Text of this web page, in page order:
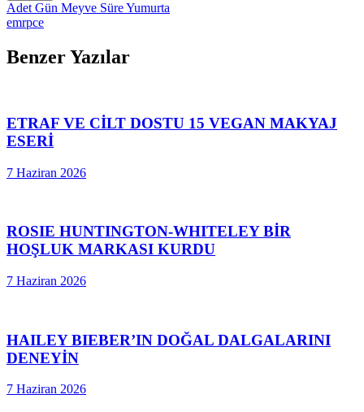
Adet Gün Meyve SüreYumurta
emrpce
Benzer Yazılar
ETRAF VE CİLT DOSTU 15 VEGAN MAKYAJ
ESERİ
7 Haziran 2026
ROSIE HUNTINGTON-WHITELEY BİR
HOŞLUK MARKASI KURDU
7 Haziran 2026
HAILEY BIEBER’IN DOĞAL DALGALARINI
DENEYİN
7 Haziran 2026